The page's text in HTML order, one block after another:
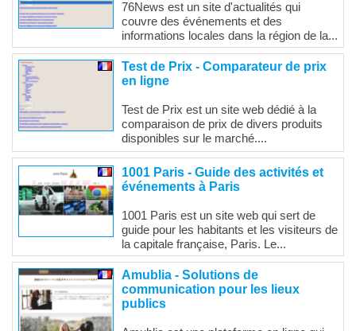
76News est un site d'actualités qui
couvre des événements et des
informations locales dans la région de la...
Test de Prix - Comparateur de prix
en ligne
Test de Prix est un site web dédié à la
comparaison de prix de divers produits
disponibles sur le marché....
1001 Paris - Guide des activités et
événements à Paris
1001 Paris est un site web qui sert de
guide pour les habitants et les visiteurs de
la capitale française, Paris. Le...
Amublia - Solutions de
communication pour les lieux
publics